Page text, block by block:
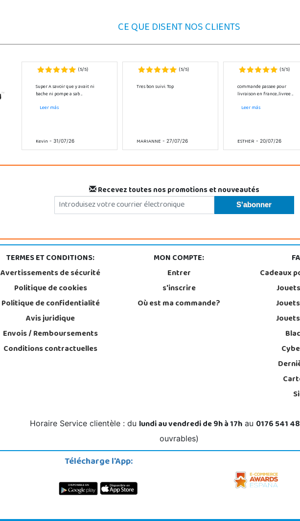
CE QUE DISENT NOS CLIENTS
(5/5)
Super A savoir que y avait ni
bache ni pompe a sab ...
Leer más
Kevin - 31/07/26
(5/5)
Tres bon suivi. Top
MARIANNE - 27/07/26
(5/5)
commande passee pour
livraison en france...livree ...
Leer más
ESTHER - 20/07/26
Recevez toutes nos promotions et nouveautés
TERMES ET CONDITIONS:
Avertissements de sécurité
Politique de cookies
Politique de confidentialité
Avis juridique
Envois / Remboursements
Conditions contractuelles
MON COMPTE:
Entrer
s'inscrire
Où est ma commande?
Cadeaux
Horaire Service clientèle : du lundi au vendredi de 9h à 17h au 0176 541
ouvrables)
Télécharge l'App: